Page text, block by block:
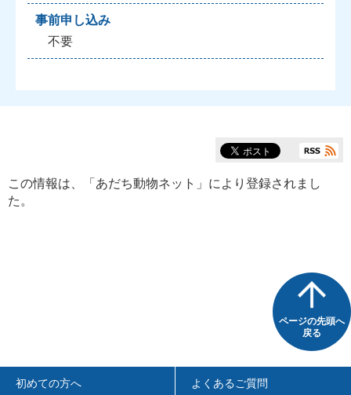
事前申し込み
不要
この情報は、「 あだち動物ネット 」により登録されまし
た。
ページの先頭へ
戻る
初めての方へ よくあるご質問